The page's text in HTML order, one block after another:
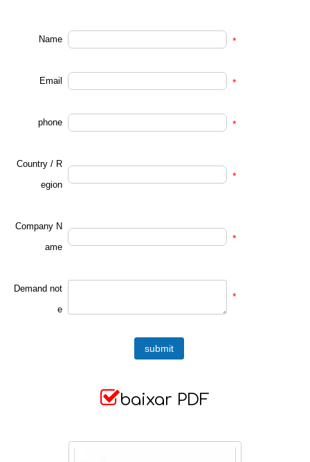
Name *
Email *
phone *
Country / R
egion
*
Company N
ame
*
Demand not
e
*
submit
baixar PDF